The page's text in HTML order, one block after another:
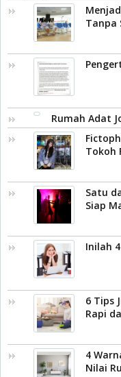
Tanpa
Rumah Adat
Tokoh
Satu
Siap
Inilah
6 Tips
Rapi
4
Nilai